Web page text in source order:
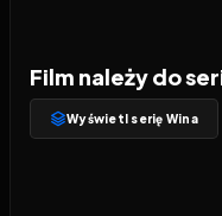
Film należy do
Wyświetl serię Wina